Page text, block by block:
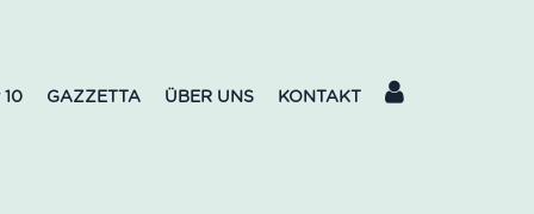
10 GAZZETTA ÜBER UNS KONTAKT